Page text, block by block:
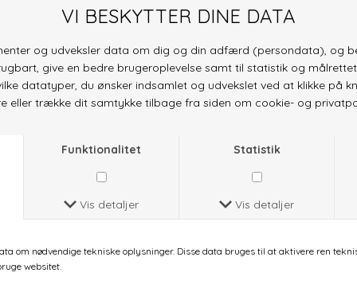
EMBER-SH
ENOLA-SH